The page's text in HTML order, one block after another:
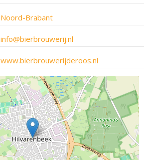
Noord-Brabant
info@bierbrouwerij.nl
www.bierbrouwerijderoos.nl